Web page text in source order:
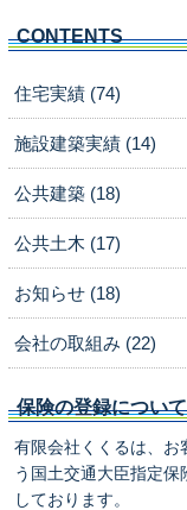
CONTENTS
住宅実績 (74)
施設建築実績 (14)
公共建築 (18)
公共土木 (17)
お知らせ (18)
会社の取組み (22)
保険の登録について
有限会社くくるは、お
う国土交通大臣指定
しております。